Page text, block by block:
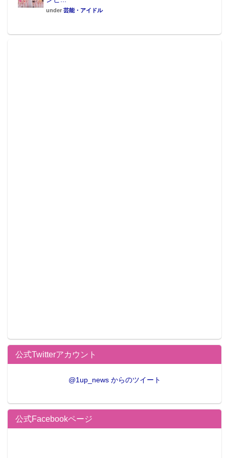
under 芸能・アイドル
公式Twitterアカウント
@1up_news からのツイート
公式Facebookページ